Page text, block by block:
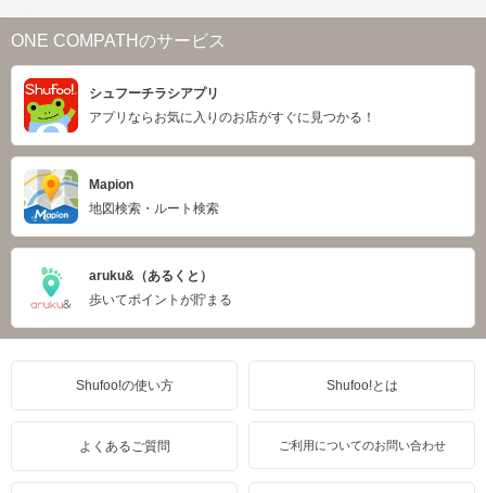
ONE COMPATHのサービス
シュフーチラシアプリ
アプリならお気に入りのお店がすぐに見つかる！
Mapion
地図検索・ルート検索
aruku&（あるくと）
歩いてポイントが貯まる
Shufoo!の使い方 Shufoo!とは
よくあるご質問 ご利用についてのお問い合わせ